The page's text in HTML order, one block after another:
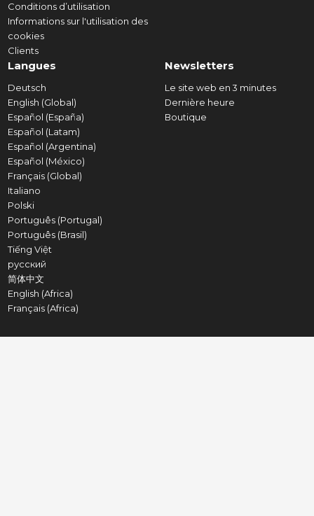
Conditions d’utilisation
Informations sur l'utilisation des
cookies
Clients
Langues
Deutsch
English (Global)
Español (España)
Español (Latam)
Español (Argentina)
Español (México)
Français (Global)
Italiano
Polski
Português (Portugal)
Português (Brasil)
Tiếng Việt
русский
简体中文
English (Africa)
Français (Africa)
Newsletters
Le site web en 3 minutes
Dernière heure
Boutique